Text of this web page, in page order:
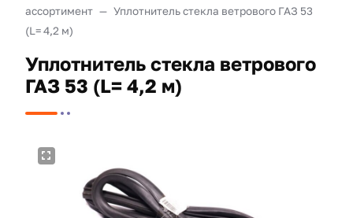
ассортимент
Уплотнитель стекла ветрового ГАЗ 53
(L= 4,2 м)
Уплотнитель стекла ветрового
ГАЗ 53 (L= 4,2 м)